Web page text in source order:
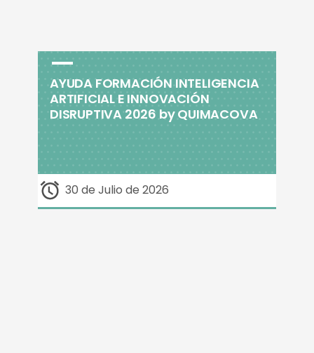
AYUDA FORMACIÓN INTELIGENCIA
ARTIFICIAL E INNOVACIÓN
DISRUPTIVA 2026 by QUIMACOVA
30 de Julio de 2026